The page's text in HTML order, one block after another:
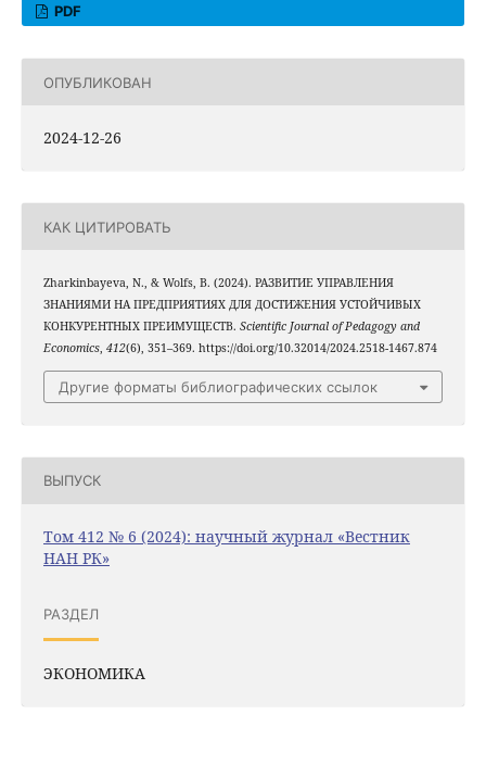
PDF
ОПУБЛИКОВАН
2024-12-26
КАК ЦИТИРОВАТЬ
Zharkinbayeva, N., & Wolfs, B. (2024). РАЗВИТИЕ УПРАВЛЕНИЯ
ЗНАНИЯМИ НА ПРЕДПРИЯТИЯХ ДЛЯ ДОСТИЖЕНИЯ УСТОЙЧИВЫХ
КОНКУРЕНТНЫХ ПРЕИМУЩЕСТВ. Scientific Journal of Pedagogy and
Economics, 412(6), 351–369. https://doi.org/10.32014/2024.2518-1467.874
Другие форматы библиографических ссылок
ВЫПУСК
Том 412 № 6 (2024): научный журнал «Вестник
НАН РК»
РАЗДЕЛ
ЭКОНОМИКА